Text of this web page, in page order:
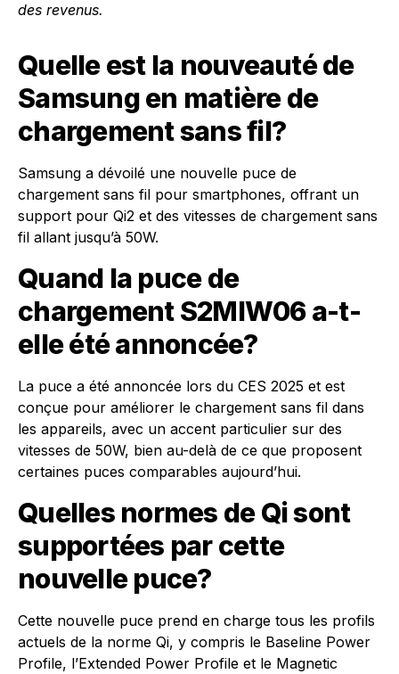
des revenus.
Quelle est la nouveauté de
Samsung en matière de
chargement sans fil?
Samsung a dévoilé une nouvelle puce de
chargement sans fil pour smartphones, offrant un
support pour Qi2 et des vitesses de chargement sans
fil allant jusqu’à 50W.
Quand la puce de
chargement S2MIW06 a-t-
elle été annoncée?
La puce a été annoncée lors du CES 2025 et est
conçue pour améliorer le chargement sans fil dans
les appareils, avec un accent particulier sur des
vitesses de 50W, bien au-delà de ce que proposent
certaines puces comparables aujourd’hui.
Quelles normes de Qi sont
supportées par cette
nouvelle puce?
Cette nouvelle puce prend en charge tous les profils
actuels de la norme Qi, y compris le Baseline Power
Profile, l’Extended Power Profile et le Magnetic